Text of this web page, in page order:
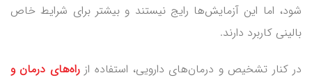
شود، اما این آزمایش‌ها رایج نیستند و بیشتر برای شرایط خاص
بالینی کاربرد دارند.
در کنار تشخیص و درمان‌های دارویی، استفاده ازراه‌های درمان و